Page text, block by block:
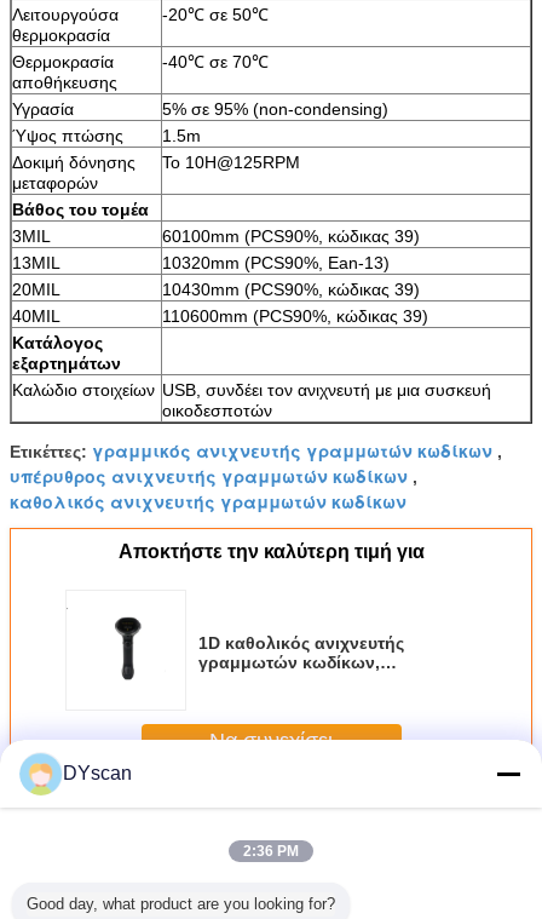
Λειτουργούσα
θερμοκρασία
-20℃ σε 50℃
Θερμοκρασία
αποθήκευσης
-40℃ σε 70℃
Υγρασία
5% σε 95% (non-condensing)
Ύψος πτώσης
1.5m
Δοκιμή δόνησης
μεταφορών
Το 10H@125RPM
Βάθος του τομέα
3MIL
60100mm (PCS90%, κώδικας 39)
13MIL
10320mm (PCS90%, Ean-13)
20MIL
10430mm (PCS90%, κώδικας 39)
40MIL
110600mm (PCS90%, κώδικας 39)
Κατάλογος
εξαρτημάτων
Καλώδιο στοιχείων USB, συνδέει τον ανιχνευτή με μια συσκευή
οικοδεσποτών
Ετικέττες: γραμμικός ανιχνευτής γραμμωτών κωδίκων ,
υπέρυθρος ανιχνευτής γραμμωτών κωδίκων ,
καθολικός ανιχνευτής γραμμωτών κωδίκων
Αποκτήστε την καλύτερη τιμή για
1D καθολικός ανιχνευτής
γραμμωτών κωδίκων,
γραμμωτών κωδίκων
ψηφίσματος
Να συνεχίσει
ΠερισσότεροιΑνιχνευτής κόκκινου φωτός
DYscan
2:36 PM
Good day, what product are you looking for?